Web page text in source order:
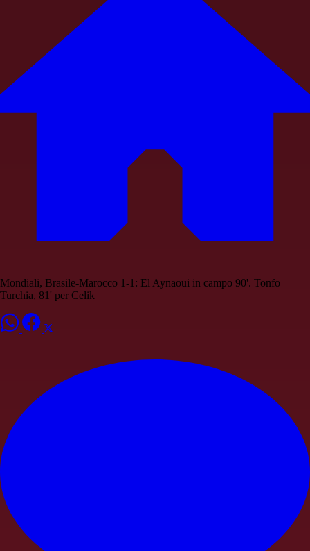
Mondiali, Brasile-Marocco 1-1: El Aynaoui in campo 90'. Tonfo
Turchia, 81' per Celik